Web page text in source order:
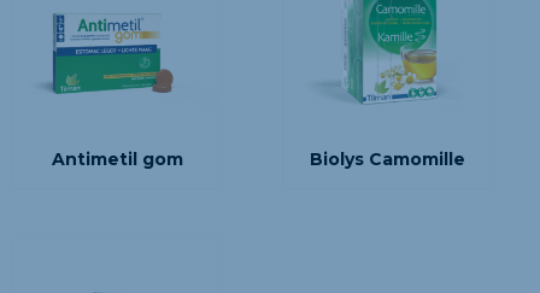
Antimetil gom Biolys Camomille